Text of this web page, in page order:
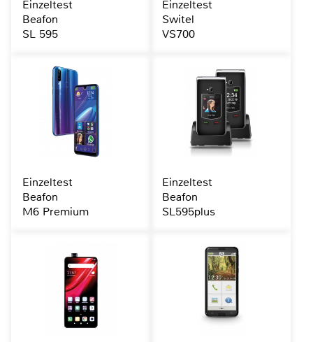
Einzeltest
Beafon
SL 595
Einzeltest
Switel
VS700
Einzeltest
Beafon
M6 Premium
Einzeltest
Beafon
SL595plus